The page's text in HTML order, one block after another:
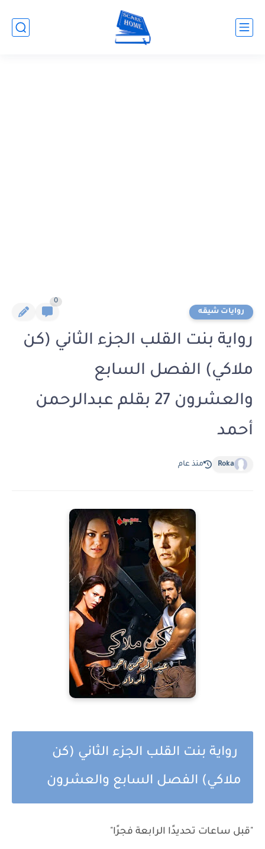
روايات شيقه
0
رواية بنت القلب الجزء الثاني (كن
ملاكي) الفصل السابع
والعشرون 27 بقلم عبدالرحمن
أحمد
Roka منذ عام
رواية بنت القلب الجزء الثاني (كن
ملاكي) الفصل السابع والعشرون
"قبل ساعات تحديدًا الرابعة فجرًا"